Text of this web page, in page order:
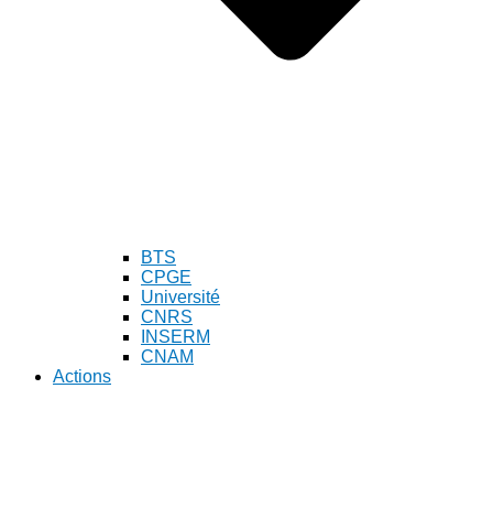
BTS
CPGE
Université
CNRS
INSERM
CNAM
Actions